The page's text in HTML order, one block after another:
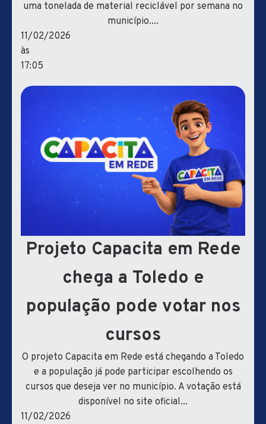
uma tonelada de material reciclável por semana no
município....
11/02/2026
às
17:05
Projeto Capacita em Rede
chega a Toledo e
população pode votar nos
cursos
O projeto Capacita em Rede está chegando a Toledo
e a população já pode participar escolhendo os
cursos que deseja ver no município. A votação está
disponível no site oficial...
11/02/2026